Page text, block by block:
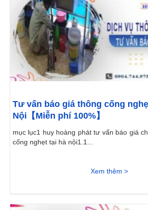
Tư vấn báo giá thông cống
Nội【Miễn phí 100%】
mục lục1 huy hoàng phát tư vấn báo giá
cống nghẹt tại hà nội1.1...
Xem thêm >